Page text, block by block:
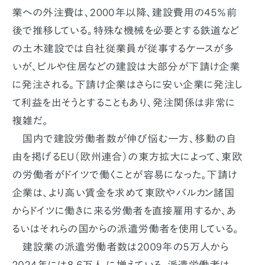
業への外注費は、2000年以降、建設費用の45％前
後で推移している。特殊な機械を必要とする鉄道など
の土木建設では自社従業員が従事するケースが多
いが、ビルや住居などの建設は大部分が下請け企業
に発注される。下請け企業はさらに安い企業に発注し
て利益を出そうとすることもあり、発注関係は非常に
複雑だ。
国内で建設労働者数が伸び悩む一方、移動の自
由を掲げるEU（欧州連合）の東方拡大によって、東欧
の労働者がドイツで働くことが容易になった。下請け
企業は、より高い賃金を求めて東欧やバルカン諸国
からドイツに働きに来る労働者を直接雇用するか、あ
るいはそれらの国からの派遣労働者を使用している。
建設業の派遣労働者数は2009年の5万人から